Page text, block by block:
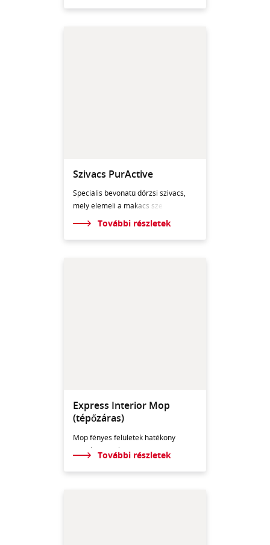
Szivacs PurActive
Speciális bevonatú dörzsi szivacs,
mely elemeli a makacs sze
További részletek
Express Interior Mop
(tépőzáras)
Mop fényes felületek hatékony
megtisztításához.
További részletek